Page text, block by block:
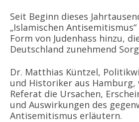
Seit Beginn dieses
„Islamischen
Form von Judenhass hinzu,
Deutschland zunehmend
Dr. Matthias Küntzel,
und Historiker aus Hamburg,
Referat die Ursachen,
und Auswirkungen des
Antisemitismus erläutern.